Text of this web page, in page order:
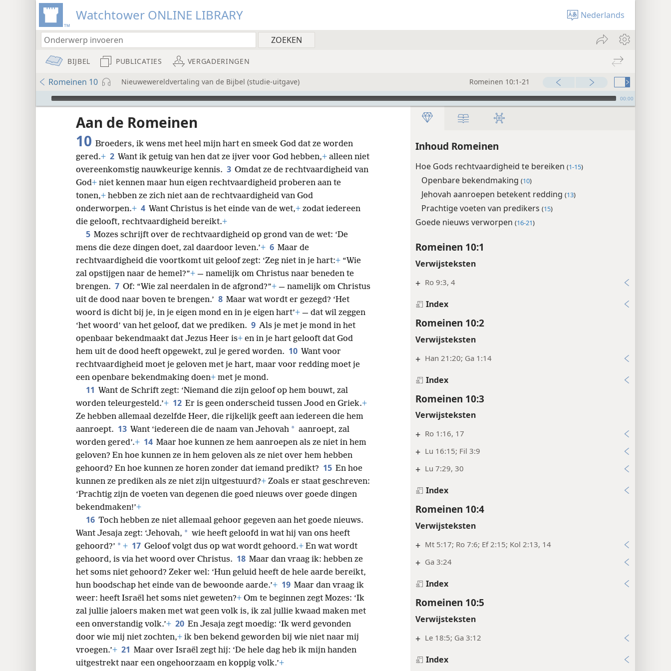
Watchtower ONLINE LIBRARY Nederlands
BIJBEL PUBLICATIES VERGADERINGEN
Romeinen 10 Nieuwewereldvertaling van de Bijbel (studie-uitgave) Romeinen 10:1-21
Audio Player 00:00
Inhoud Romeinen
Hoe Gods rechtvaardigheid te bereiken (1-15)
Openbare bekendmaking (10)
Jehovah aanroepen betekent redding (13)
Prachtige voeten van predikers (15)
Goede nieuws verworpen (16-21)
Romeinen 10:1
Verwijsteksten
+ Ro 9:3, 4
Index
Romeinen 10:2
Verwijsteksten
+ Han 21:20; Ga 1:14
Index
Romeinen 10:3
Verwijsteksten
+ Ro 1:16, 17
+ Lu 16:15; Fil 3:9
+ Lu 7:29, 30
Index
Romeinen 10:4
Verwijsteksten
+ Mt 5:17; Ro 7:6; Ef 2:15; Kol 2:13, 14
+ Ga 3:24
Index
Romeinen 10:5
Verwijsteksten
+ Le 18:5; Ga 3:12
Index
Aan de Romeinen
10 Broeders, ik wens met heel mijn hart en smeek God dat ze worden
gered.+ 2 Want ik getuig van hen dat ze ijver voor God hebben,+ alleen niet
overeenkomstig nauwkeurige kennis. 3 Omdat ze de rechtvaardigheid van
God+ niet kennen maar hun eigen rechtvaardigheid proberen aan te
tonen,+ hebben ze zich niet aan de rechtvaardigheid van God
onderworpen.+ 4 Want Christus is het einde van de wet,+ zodat iedereen
die gelooft, rechtvaardigheid bereikt.+
5 Mozes schrijft over de rechtvaardigheid op grond van de wet: ‘De
mens die deze dingen doet, zal daardoor leven.’+ 6 Maar de
rechtvaardigheid die voortkomt uit geloof zegt: ‘Zeg niet in je hart:+ “Wie
zal opstijgen naar de hemel?”+ — namelijk om Christus naar beneden te
brengen. 7 Of: “Wie zal neerdalen in de afgrond?”+ — namelijk om Christus
uit de dood naar boven te brengen.’ 8 Maar wat wordt er gezegd? ‘Het
woord is dicht bij je, in je eigen mond en in je eigen hart’+ — dat wil zeggen
‘het woord’ van het geloof, dat we prediken. 9 Als je met je mond in het
openbaar bekendmaakt dat Jezus Heer is+ en in je hart gelooft dat God
hem uit de dood heeft opgewekt, zul je gered worden. 10 Want voor
rechtvaardigheid moet je geloven met je hart, maar voor redding moet je
een openbare bekendmaking doen+ met je mond.
11 Want de Schrift zegt: ‘Niemand die zijn geloof op hem bouwt, zal
worden teleurgesteld.’+ 12 Er is geen onderscheid tussen Jood en Griek.+
Ze hebben allemaal dezelfde Heer, die rijkelijk geeft aan iedereen die hem
aanroept. 13 Want ‘iedereen die de naam van Jehovah * aanroept, zal
worden gered’.+ 14 Maar hoe kunnen ze hem aanroepen als ze niet in hem
geloven? En hoe kunnen ze in hem geloven als ze niet over hem hebben
gehoord? En hoe kunnen ze horen zonder dat iemand predikt? 15 En hoe
kunnen ze prediken als ze niet zijn uitgestuurd?+ Zoals er staat geschreven:
‘Prachtig zijn de voeten van degenen die goed nieuws over goede dingen
bekendmaken!’+
16 Toch hebben ze niet allemaal gehoor gegeven aan het goede nieuws.
Want Jesaja zegt: ‘Jehovah, * wie heeft geloofd in wat hij van ons heeft
gehoord?’ * + 17 Geloof volgt dus op wat wordt gehoord.+ En wat wordt
gehoord, is via het woord over Christus. 18 Maar dan vraag ik: hebben ze
het soms niet gehoord? Zeker wel: ‘Hun geluid heeft de hele aarde bereikt,
hun boodschap het einde van de bewoonde aarde.’+ 19 Maar dan vraag ik
weer: heeft Israël het soms niet geweten?+ Om te beginnen zegt Mozes: ‘Ik
zal jullie jaloers maken met wat geen volk is, ik zal jullie kwaad maken met
een onverstandig volk.’+ 20 En Jesaja zegt moedig: ‘Ik werd gevonden
door wie mij niet zochten,+ ik ben bekend geworden bij wie niet naar mij
vroegen.’+ 21 Maar over Israël zegt hij: ‘De hele dag heb ik mijn handen
uitgestrekt naar een ongehoorzaam en koppig volk.’+